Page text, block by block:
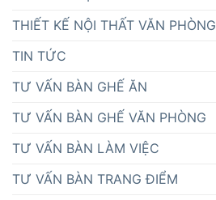
THIẾT KẾ NỘI THẤT VĂN PHÒNG
TIN TỨC
TƯ VẤN BÀN GHẾ ĂN
TƯ VẤN BÀN GHẾ VĂN PHÒNG
TƯ VẤN BÀN LÀM VIỆC
TƯ VẤN BÀN TRANG ĐIỂM